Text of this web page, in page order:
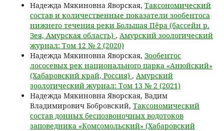
Надежда Мякиновна Яворская, Таксономический
состав и количественные показатели зообентоса
нижнего течения реки Большая Пёра (бассейн р.
Зея, Амурская область) , Амурский зоологический
журнал: Том 12 № 2 (2020)
Надежда Мякиновна Яворская, Зообентос
лососевых рек национального парка «Анюйский»
(Хабаровский край, Россия) , Амурский
зоологический журнал: Том 13 № 2 (2021)
Надежда Мякиновна Яворская, Вадим
Владимирович Бобровский, Таксономический
состав донных беспозвоночных водотоков
заповедника «Комсомольский» (Хабаровский